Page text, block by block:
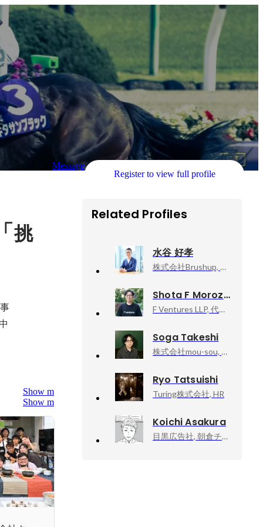
Message
Register to view full profile
挑
Show more
Show more
Related Profiles
水谷 好孝
株式会社Brushup, 代表取締役
Shota F Morozumi
F Ventures LLP, 代表パートナー
Soga Takeshi
株式会社mou-sou, 取締役
Ryo Tatsuishi
Turing株式会社, HR
Koichi Asakura
目黒広告社, 朝倉チーム／クリエイティブ・ディレクター